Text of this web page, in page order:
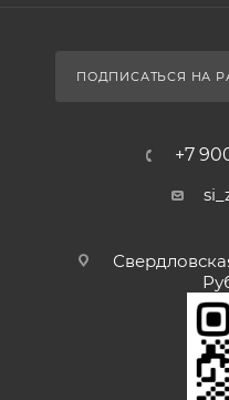
ПОДПИСАТЬСЯ НА
+7